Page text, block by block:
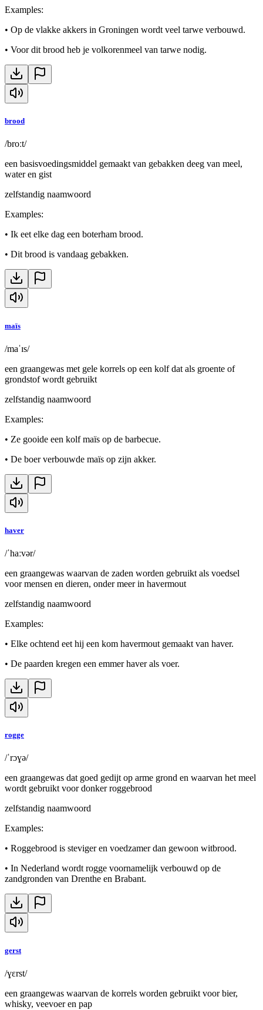
Examples:
• Op de vlakke akkers in Groningen wordt veel tarwe verbouwd.
• Voor dit brood heb je volkorenmeel van tarwe nodig.
brood
/broːt/
een basisvoedingsmiddel gemaakt van gebakken deeg van meel,
water en gist
zelfstandig naamwoord
Examples:
• Ik eet elke dag een boterham brood.
• Dit brood is vandaag gebakken.
maïs
/maˈɪs/
een graangewas met gele korrels op een kolf dat als groente of
grondstof wordt gebruikt
zelfstandig naamwoord
Examples:
• Ze gooide een kolf maïs op de barbecue.
• De boer verbouwde maïs op zijn akker.
haver
/ˈhaːvər/
een graangewas waarvan de zaden worden gebruikt als voedsel
voor mensen en dieren, onder meer in havermout
zelfstandig naamwoord
Examples:
• Elke ochtend eet hij een kom havermout gemaakt van haver.
• De paarden kregen een emmer haver als voer.
rogge
/ˈrɔɣə/
een graangewas dat goed gedijt op arme grond en waarvan het meel
wordt gebruikt voor donker roggebrood
zelfstandig naamwoord
Examples:
• Roggebrood is steviger en voedzamer dan gewoon witbrood.
• In Nederland wordt rogge voornamelijk verbouwd op de
zandgronden van Drenthe en Brabant.
gerst
/ɣɛrst/
een graangewas waarvan de korrels worden gebruikt voor bier,
whisky, veevoer en pap